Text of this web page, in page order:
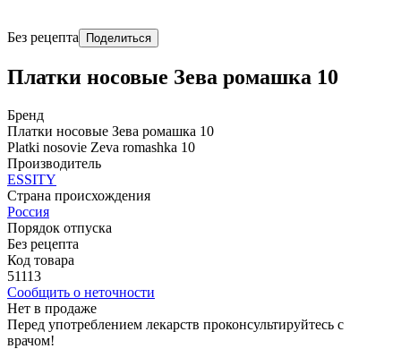
Без рецепта Поделиться
Платки носовые Зева ромашка 10
Бренд
Платки носовые Зева ромашка 10
Platki nosovie Zeva romashka 10
Производитель
ESSITY
Страна происхождения
Россия
Порядок отпуска
Без рецепта
Код товара
51113
Сообщить о неточности
Нет в продаже
Перед употреблением лекарств проконсультируйтесь с
врачом!